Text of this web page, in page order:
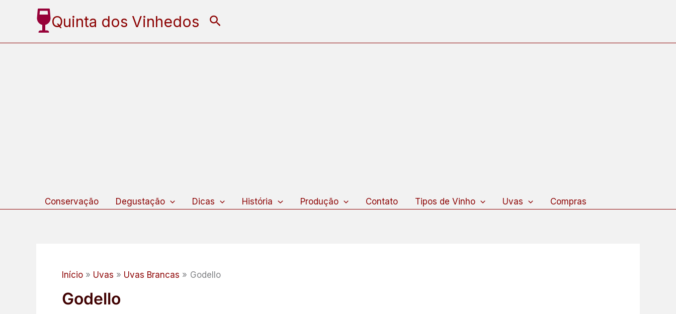
Quinta dos Vinhedos Pesquisar
Conservação Degustação Dicas História Produção Contato Tipos de Vinho Uvas Compras
Início Uvas Uvas Brancas Godello
Godello